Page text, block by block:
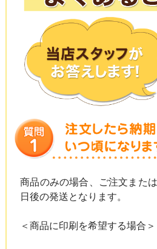
商品のみの場合、ご注文また
日後の発送となります。
＜商品に印刷を希望する場合＞